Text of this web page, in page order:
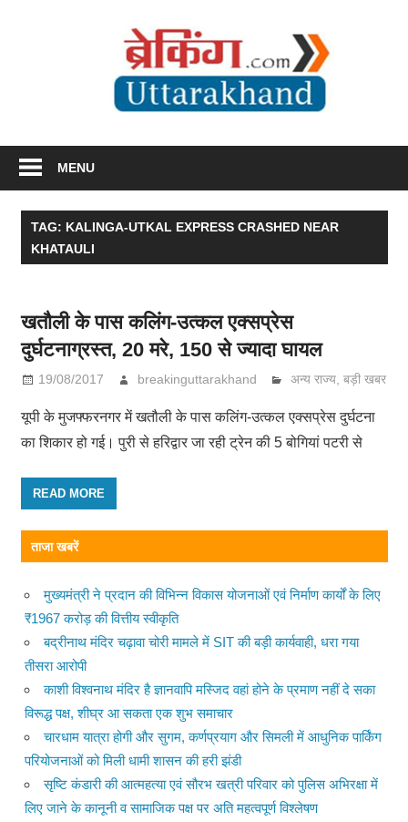
MENU
TAG: KALINGA-UTKAL EXPRESS CRASHED NEAR
KHATAULI
खतौली के पास कलिंग-उत्कल एक्सप्रेस
दुर्घटनाग्रस्त, 20 मरे, 150 से ज्यादा घायल
19/08/2017 breakinguttarakhand अन्य राज्य,बड़ी खबर
यूपी के मुजफ्फरनगर में खतौली के पास कलिंग-उत्कल एक्सप्रेस दुर्घटना
का शिकार हो गई। पुरी से हरिद्वार जा रही ट्रेन की 5 बोगियां पटरी से
READ MORE
ताजा खबरें
मुख्यमंत्री ने प्रदान की विभिन्न विकास योजनाओं एवं निर्माण कार्यों के लिए
₹1967 करोड़ की वित्तीय स्वीकृति
बद्रीनाथ मंदिर चढ़ावा चोरी मामले में SIT की बड़ी कार्यवाही, धरा गया
तीसरा आरोपी
काशी विश्वनाथ मंदिर है ज्ञानवापि मस्जिद वहां होने के प्रमाण नहीं दे सका
विरूद्ध पक्ष, शीघ्र आ सकता एक शुभ समाचार
चारधाम यात्रा होगी और सुगम, कर्णप्रयाग और सिमली में आधुनिक पार्किंग
परियोजनाओं को मिली धामी शासन की हरी झंडी
सृष्टि कंडारी की आत्महत्या एवं सौरभ खत्री परिवार को पुलिस अभिरक्षा में
लिए जाने के कानूनी व सामाजिक पक्ष पर अति महत्वपूर्ण विश्लेषण